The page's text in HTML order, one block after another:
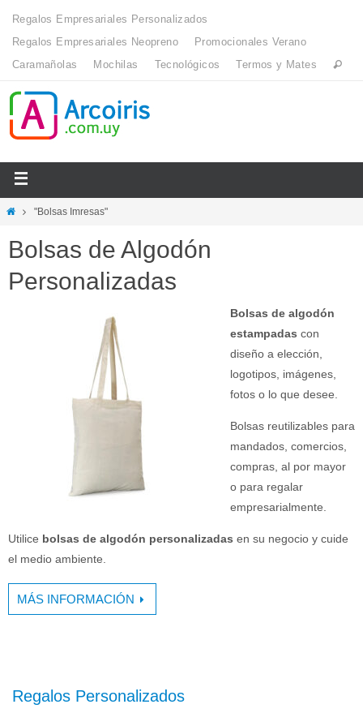
Regalos Empresariales Personalizados
Regalos Empresariales Neopreno
Promocionales Verano
Caramañolas
Mochilas Tecnológicos Termos y Mates
"Bolsas Imresas"
Bolsas de Algodón
Personalizadas
Bolsas de algodón
estampadas con
diseño a elección,
logotipos, imágenes,
fotos o lo que desee.
Bolsas reutilizables para
mandados, comercios,
compras, al por mayor
o para regalar
empresarialmente.
Utilice bolsas de algodón personalizadas en su negocio y cuide
el medio ambiente.
MÁS INFORMACIÓN
Regalos Personalizados